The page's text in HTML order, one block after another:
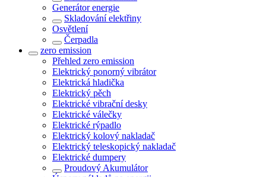
Generátor energie
Skladování elektřiny
Osvětlení
Čerpadla
zero emission
Přehled zero emission
Elektrický ponorný vibrátor
Elektrická hladička
Elektrický pěch
Elektrické vibrační desky
Elektrické válečky
Elektrické rýpadlo
Elektrický kolový nakladač
Elektrický teleskopický nakladač
Elektrické dumpery
Proudový Akumulátor